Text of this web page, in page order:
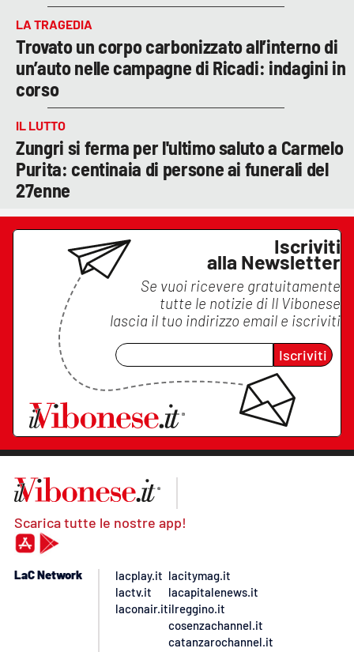
LA TRAGEDIA
Trovato un corpo carbonizzato all’interno di
un’auto nelle campagne di Ricadi: indagini in
corso
IL LUTTO
Zungri si ferma per l'ultimo saluto a Carmelo
Purita: centinaia di persone ai funerali del
27enne
Iscriviti
alla Newsletter
Se vuoi ricevere gratuitamente
tutte le notizie di Il Vibonese
lascia il tuo indirizzo email e iscriviti
Iscriviti
Scarica tutte le nostre app!
LaC Network
lacplay.it
lactv.it
laconair.it
lacitymag.it
lacapitalenews.it
ilreggino.it
cosenzachannel.it
catanzarochannel.it